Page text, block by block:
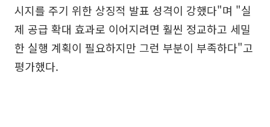
시지를 주기 위한 상징적 발표 성격이 강했다"며 "실
제 공급 확대 효과로 이어지려면 훨씬 정교하고 세밀
한 실행 계획이 필요하지만 그런 부분이 부족하다"고
평가했다.